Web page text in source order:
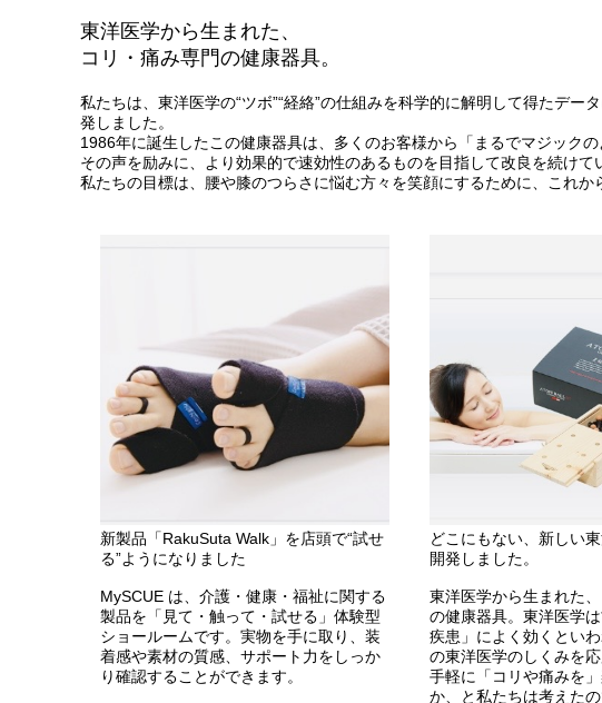
東洋医学から生まれた、
コリ・痛み専門の健康器具。
私たちは、東洋医学の“ツボ”“経絡”の仕組みを科学的に解明して得たデ
発しました。
1986年に誕生したこの健康器具は、多くのお客様から「まるでマジックの
その声を励みに、より効果的で速効性のあるものを目指して改良を続けて
私たちの目標は、腰や膝のつらさに悩む方々を笑顔にするために、これか
新製品「RakuSuta Walk」を店頭で“試せ
る”ようになりました
MySCUE は、介護・健康・福祉に関する
製品を「見て・触って・試せる」体験型
ショールームです。実物を手に取り、装
着感や素材の質感、サポート力をしっか
り確認することができます。
どこにもない、新しい
開発しました。
東洋医学から生まれた
の健康器具。東洋医学
疾患」によく効くとい
の東洋医学のしくみを
手軽に「コリや痛みを
か、と私たちは考えた